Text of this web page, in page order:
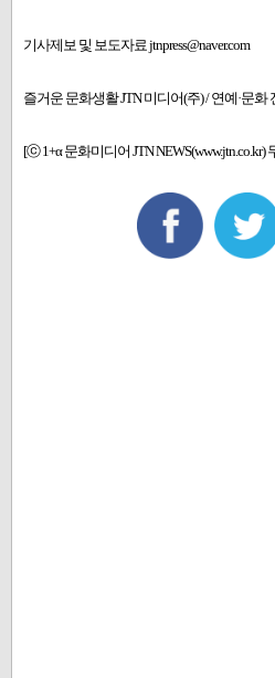
기사제보 및 보도자료 jtnpress@naver.com
즐거운 문화생활 JTN 미디어(주) / 연예·문화
[ⓒ 1+α 문화미디어 JTN